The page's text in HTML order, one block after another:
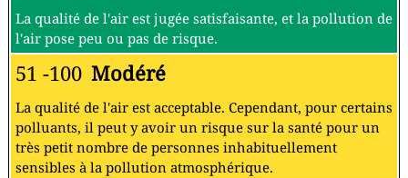
La qualité de l'air est jugée satisfaisante, et la pollution de
l'air pose peu ou pas de risque.
51 -100 Modéré
La qualité de l'air est acceptable. Cependant, pour certains
polluants, il peut y avoir un risque sur la santé pour un
très petit nombre de personnes inhabituellement
sensibles à la pollution atmosphérique.